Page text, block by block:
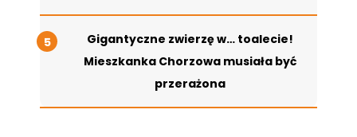
Gigantyczne zwierzę w… toalecie!
Mieszkanka Chorzowa musiała być
przerażona